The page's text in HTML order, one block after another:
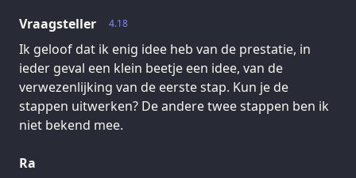
4.18
Vraagsteller
Ik geloof dat ik enig idee heb van de prestatie, in
ieder geval een klein beetje een idee, van de
verwezenlijking van de eerste stap. Kun je de
stappen uitwerken? De andere twee stappen ben ik
niet bekend mee.
Ra